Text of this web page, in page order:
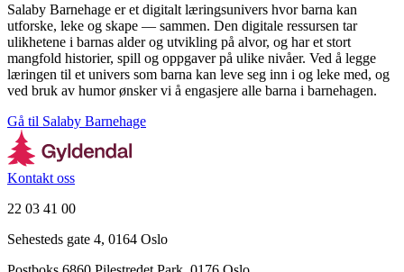
Salaby Barnehage er et digitalt læringsunivers hvor barna kan
utforske, leke og skape — sammen. Den digitale ressursen tar
ulikhetene i barnas alder og utvikling på alvor, og har et stort
mangfold historier, spill og oppgaver på ulike nivåer. Ved å legge
læringen til et univers som barna kan leve seg inn i og leke med, og
ved bruk av humor ønsker vi å engasjere alle barna i barnehagen.
Gå til Salaby Barnehage
Kontakt oss
22 03 41 00
Sehesteds gate 4, 0164 Oslo